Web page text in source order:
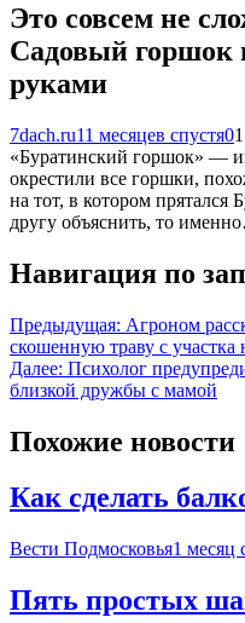
Это совсем не
Садовый горшок
руками
7dach.ru11 месяцев спустя0
«Буратинский горшок» —
окрестили все горшки,
на тот, в котором прятался
другу объяснить, то
Навигация по
Предыдущая: Агроном
скошенную траву с участка
Далее: Психолог
близкой дружбы с мамой
Похожие новости
Как сделать
Вести Подмосковья1 месяц
Пять простых